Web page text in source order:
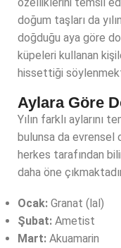
özelliklerini temsil
doğum taşları da
doğduğu aya göre
küpeleri kullanan
hissettiği
Aylara Göre
Yılın farklı aylarını
bulunsa da evrensel
herkes tarafından
daha öne
Ocak: Granat (lal)
Şubat: Ametist
Mart: Akuamarin